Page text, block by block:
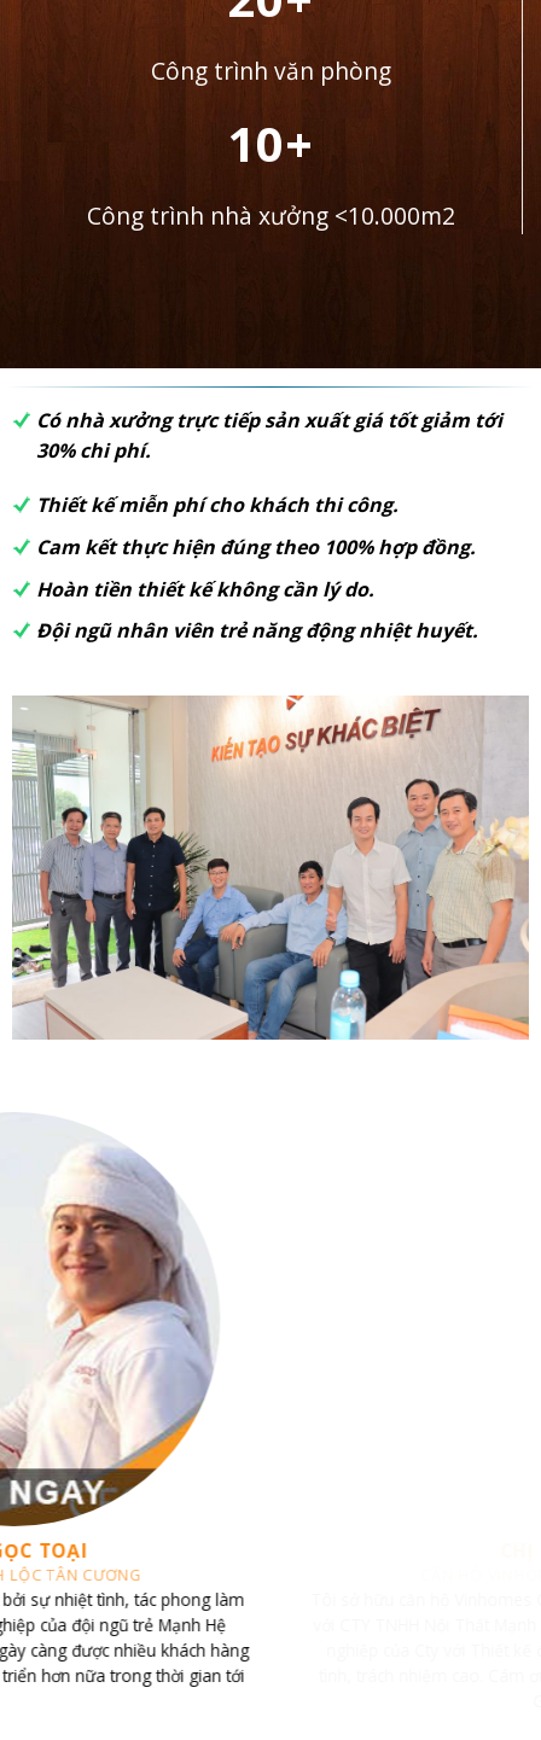
Công trình văn phòng
10+
Công trình nhà xưởng <10.000m2
Có nhà xưởng trực tiếp sản xuất giá tốt giảm tới
30% chi phí.
Thiết kế miễn phí cho khách thi công.
Cam kết thực hiện đúng theo 100% hợp đồng.
Hoàn tiền thiết kế không cần lý do.
Đội ngũ nhân viên trẻ năng động nhiệt huyết.
CĂN HỘ VINHOMES CENTRAL PARK
Tôi sở hữu căn hộ Vinhomes Central Park và đã liên hệ làm việc
với CTY TNHH Nội Thất Mạnh Hệ Tôi đã bất ngờ với tính chuyên
nghiệp của Cty với Thiết kế đẹp, sang trọng, nhân viên nhiệt
tình, trách nhiệm cao. Cám ơn đội ngũ thiết kế và thi công của